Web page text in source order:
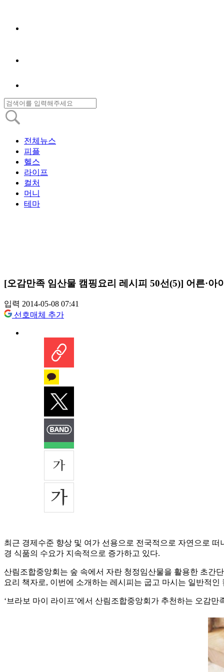
전체뉴스
피플
헬스
라이프
컬처
머니
테마
[오감만족 임산물 캠핑요리 레시피 50선(5)] 어른·
입력 2014-05-08 07:41
선호매체 추가
최근 경제수준 향상 및 여가 선용으로 전국적으로 자연으로
경 식품의 수요가 지속적으로 증가하고 있다.
산림조합중앙회는 숲 속에서 자란 청정임산물을 활용한 초간
요리 책자로, 이번에 소개하는 레시피는 굽고 마시는 일반적
‘브라보 마이 라이프’에서 산림조합중앙회가 추천하는 오감